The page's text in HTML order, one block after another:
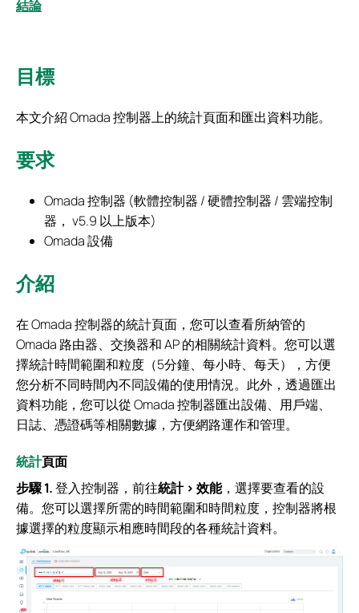
結論
目標
本文介紹 Omada 控制器上的統計頁面和匯出資料功能。
要求
Omada 控制器 (軟體控制器 / 硬體控制器 / 雲端控制
器， v5.9 以上版本)
Omada 設備
介紹
在 Omada 控制器的統計頁面，您可以查看所納管的
Omada 路由器、交換器和 AP 的相關統計資料。您可以選
擇統計時間範圍和粒度（5分鐘、每小時、每天），方便
您分析不同時間內不同設備的使用情況。此外，透過匯出
資料功能，您可以從 Omada 控制器匯出設備、用戶端、
日誌、憑證碼等相關數據，方便網路運作和管理。
統計頁面
步驟 1.登入控制器，前往統計 > 效能，選擇要查看的設
備。您可以選擇所需的時間範圍和時間粒度，控制器將根
據選擇的粒度顯示相應時間段的各種統計資料。